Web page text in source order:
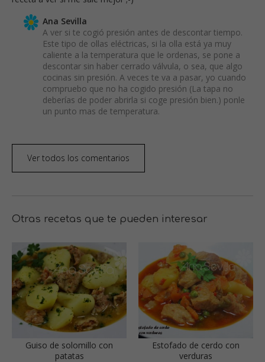
Ana Sevilla
A ver si te cogió presión antes de descontar tiempo.
Este tipo de ollas eléctricas, si la olla está ya muy
caliente a la temperatura que le ordenas, se pone a
descontar sin haber cerrado válvula, o sea, que algo
cocinas sin presión. A veces te va a pasar, yo cuando
compruebo que no ha cogido presión (La tapa no
deberías de poder abrirla si coge presión bien.) ponle
un punto mas de temperatura.
Ver todos los comentarios
Otras recetas que te pueden interesar
Guiso de solomillo con
patatas
Estofado de cerdo con
verduras